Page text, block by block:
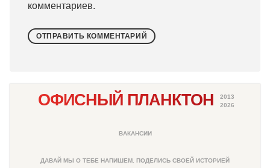
комментариев.
ОФИСНЫЙ ПЛАНКТОН
2013
2026
ВАКАНСИИ
ДАВАЙ МЫ О ТЕБЕ НАПИШЕМ. ПОДЕЛИСЬ СВОЕЙ ИСТОРИЕЙ